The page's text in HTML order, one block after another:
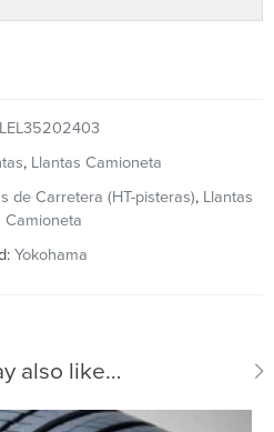
, Llantas Camioneta
de Carretera (HT-pisteras), Llantas
Camioneta
Yokohama
also like…